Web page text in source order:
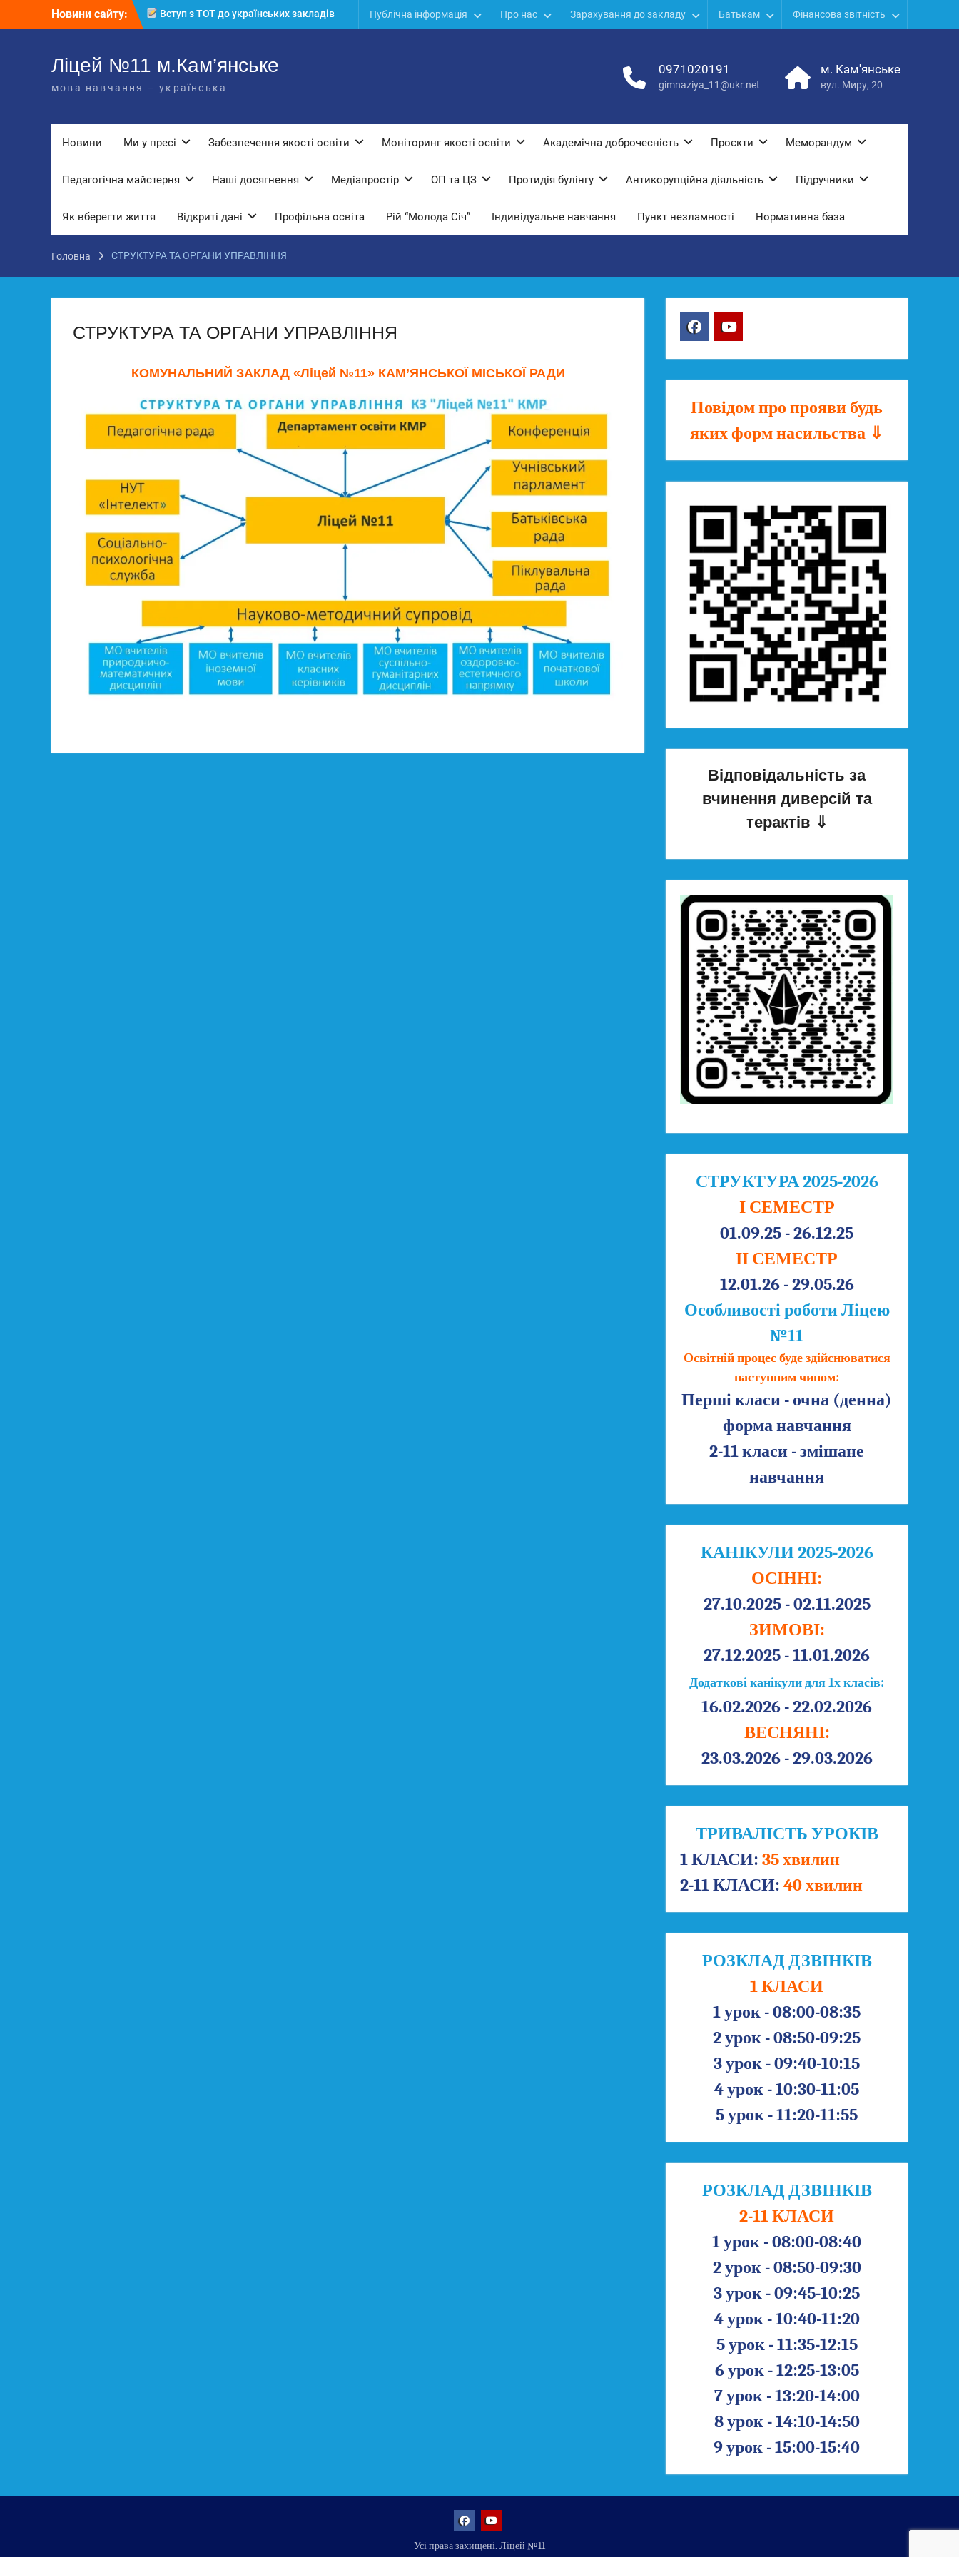
Новини сайту:
Вступ з ТОТ до українських закладів
освіти: міф чи правда? Перевірте свої
КЗ «Ліцей №11» запрошує до своєї
команди!
3 страхи, які найчастіше заважають
Публічна інформація Про нас Зарахування до закладу Батькам Фінансова звітність
Ліцей №11 м.Кам’янське
мова навчання – українська
0971020191
gimnaziya_11@ukr.net
м. Кам'янське
вул. Миру, 20
Новини Ми у пресі Забезпечення якості освіти Моніторинг якості освіти Академічна доброчесність Проєкти Меморандум
Педагогічна майстерня Наші досягнення Медіапростір ОП та ЦЗ Протидiя булiнгу Антикорупційна діяльність Підручники
Як вберегти життя Відкриті дані Профільна освіта Рій “Молода Січ” Індивідуальне навчання Пункт незламності Нормативна база
Головна СТРУКТУРА ТА ОРГАНИ УПРАВЛІННЯ
СТРУКТУРА ТА ОРГАНИ УПРАВЛІННЯ
КОМУНАЛЬНИЙ ЗАКЛАД «Ліцей №11» КАМ’ЯНСЬКОЇ МІСЬКОЇ РАДИ
Повідом про прояви будь
яких форм насильства ⇓
Відповідальність за
вчинення диверсій та
терактів ⇓
СТРУКТУРА 2025-2026
І СЕМЕСТР
01.09.25 - 26.12.25
ІІ СЕМЕСТР
12.01.26 - 29.05.26
Особливості роботи Ліцею
№11
Освітній процес буде здійснюватися
наступним чином:
Перші класи - очна (денна)
форма навчання
2-11 класи - змішане
навчання
КАНІКУЛИ 2025-2026
ОСІННІ:
27.10.2025 - 02.11.2025
ЗИМОВІ:
27.12.2025 - 11.01.2026
Додаткові канікули для 1х класів:
16.02.2026 - 22.02.2026
ВЕСНЯНІ:
23.03.2026 - 29.03.2026
ТРИВАЛІСТЬ УРОКІВ
1 КЛАСИ: 35 хвилин
2-11 КЛАСИ: 40 хвилин
РОЗКЛАД ДЗВІНКІВ
1 КЛАСИ
1 урок - 08:00-08:35
2 урок - 08:50-09:25
3 урок - 09:40-10:15
4 урок - 10:30-11:05
5 урок - 11:20-11:55
РОЗКЛАД ДЗВІНКІВ
2-11 КЛАСИ
1 урок - 08:00-08:40
2 урок - 08:50-09:30
3 урок - 09:45-10:25
4 урок - 10:40-11:20
5 урок - 11:35-12:15
6 урок - 12:25-13:05
7 урок - 13:20-14:00
8 урок - 14:10-14:50
9 урок - 15:00-15:40
Усі права захищені. Ліцей №11